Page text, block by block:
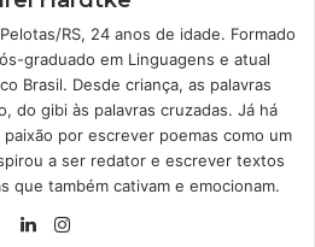
RS, 24 anos de idade. Formado
graduado em Linguagens e atual
Brasil. Desde criança, as palavras
do gibi às palavras cruzadas. Já há
por escrever poemas como um
a ser redator e escrever textos
que também cativam e emocionam.
Linkedin